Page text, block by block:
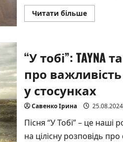
Читати більше
про
–
пісню
про
любов,
втрати
і
надію
жінок
“У тобі”: TAYNA
про
у стосунках
Савенко Ірина 25.08.2024
Пісня “У Тобі” – це наші
на цілісну розповідь